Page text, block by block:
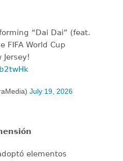
“Dai Dai” (feat.
FIFA World Cup
July 19, 2026
elementos